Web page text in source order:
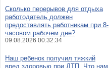
Сколько перерывов для отдыха
работодатель должен
предоставлять работникам при 8-
часовом рабочем дне?
09.08.2026 00:32:34
Наш ребенок получил тяжкий
вред здоровью при ДТП. Что нам